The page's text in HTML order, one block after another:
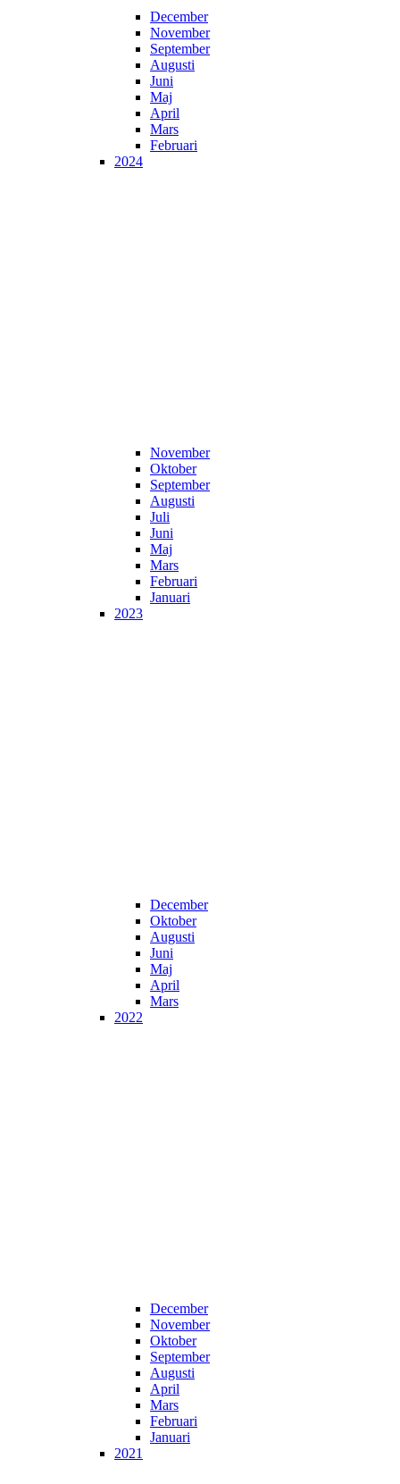
December
November
September
Augusti
Juni
Maj
April
Mars
Februari
2024
November
Oktober
September
Augusti
Juli
Juni
Maj
Mars
Februari
Januari
2023
December
Oktober
Augusti
Juni
Maj
April
Mars
2022
December
November
Oktober
September
Augusti
April
Mars
Februari
Januari
2021